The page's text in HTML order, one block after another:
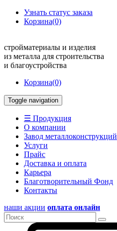
Узнать статус заказа
Корзина(0)
стройматериалы и изделия
из металла для строительства
и благоустройства
Корзина(0)
Toggle navigation
☰ Продукция
О компании
Завод металлоконструкций
Услуги
Прайс
Доставка и оплата
Карьера
Благотворительный Фонд
Контакты
наши акции оплата онлайн